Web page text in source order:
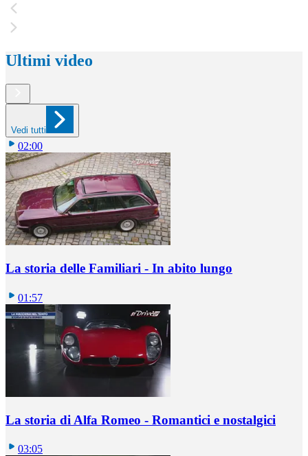
Ultimi video
Vedi tutti
02:00
La storia delle Familiari - In abito lungo
01:57
La storia di Alfa Romeo - Romantici e nostalgici
03:05